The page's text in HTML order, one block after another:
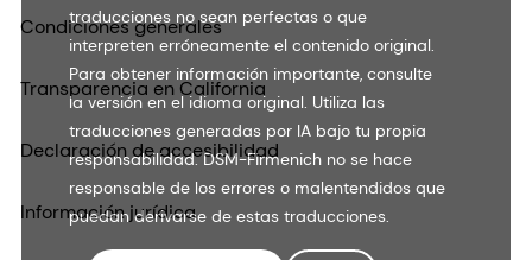
traducciones no sean perfectas o que
interpreten erróneamente el contenido original.
Para obtener información importante, consulte
la versión en el idioma original. Utiliza las
traducciones generadas por IA bajo tu propia
responsabilidad. DSM-Firmenich no se hace
responsable de los errores o malentendidos que
puedan derivarse de estas traducciones.
Condiciones generales
Transparencia en California
Declaración de accesibilidad
Información jurídica